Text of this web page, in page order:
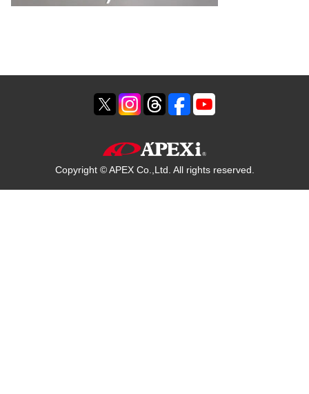
Copyright © APEX Co.,Ltd. All rights reserved.